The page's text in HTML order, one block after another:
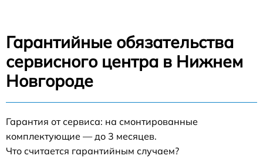
Гарантийные обязательства
сервисного центра в Нижнем
Новгороде
Гарантия от сервиса: на смонтированные
комплектующие — до 3 месяцев.
Что считается гарантийным случаем?